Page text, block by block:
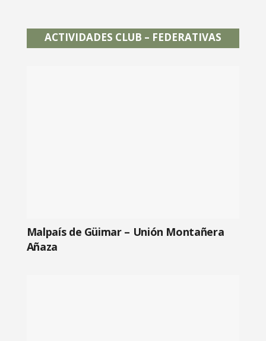
ACTIVIDADES CLUB – FEDERATIVAS
Malpaís de Güimar – Unión Montañera
Añaza